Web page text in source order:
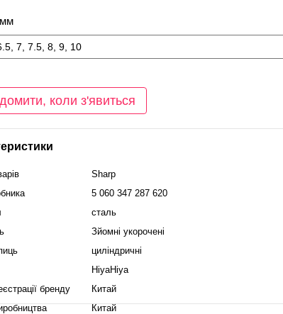
коли з'явиться
Sharp
5 060 347 287 620
сталь
Зйомні укорочені
циліндричні
HiyaHiya
бренду
Китай
Китай